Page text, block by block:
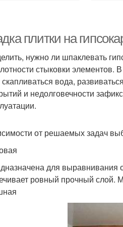
плитки на
нужно ли шпаклевать
стыковки элементов.
вода,
и недолговечности
от решаемых задач
для выравнивания
ровный прочный слой.